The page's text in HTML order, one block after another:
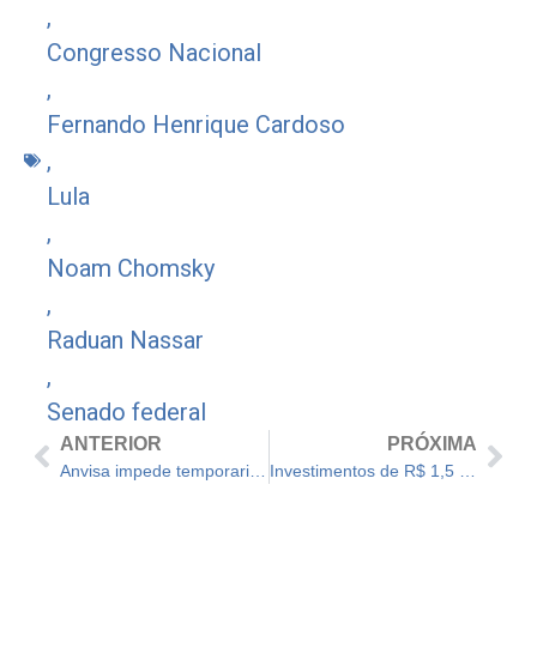
,
Congresso Nacional
,
Fernando Henrique Cardoso
,
Lula
,
Noam Chomsky
,
Raduan Nassar
,
Senado federal
ANTERIOR PRÓXIMA